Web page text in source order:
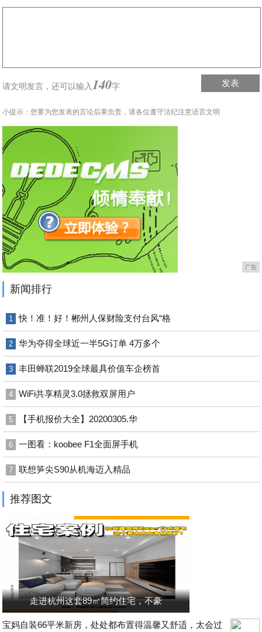
请文明发言，还可以输入 140字 发表
小提示：您要为您发表的言论后果负责，请各位遵守法纪注意语言文明
广告
新闻排行
1 快！准！好！郴州人保财险支付台风“格
2 华为夺得全球近一半5G订单 4万多个
3 丰田蝉联2019全球最具价值车企榜首
4 WiFi共享精灵3.0拯救双屏用户
5 【手机报价大全】20200305.华
6 一图看：koobee F1全面屏手机
7 联想笋尖S90从机海迈入精品
推荐图文
走进杭州这套89㎡简约住宅，不豪
宝妈自装66平米新房，处处都布置得温馨又舒适，太会过